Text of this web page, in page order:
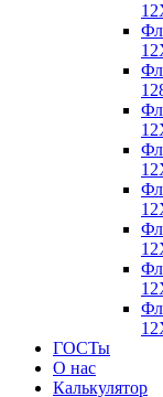
ГОСТы
О нас
Калькулятор